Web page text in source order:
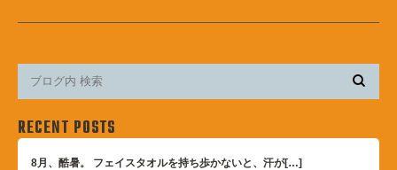
RECENT POSTS
8月、酷暑。 フェイスタオルを持ち歩かないと、汗が[…]